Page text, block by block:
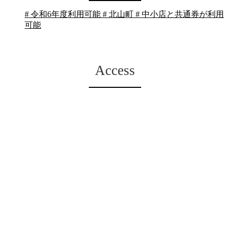
# 令和6年度利用可能 # 北山町 # 中小店と共通券が利用
可能
Access